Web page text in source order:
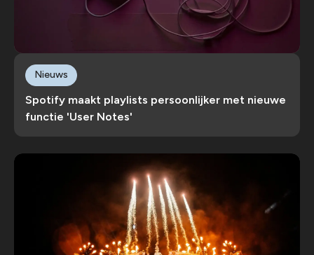
Spotify maakt playlists persoonlijker met nieuwe
functie 'User Notes'
Nieuws